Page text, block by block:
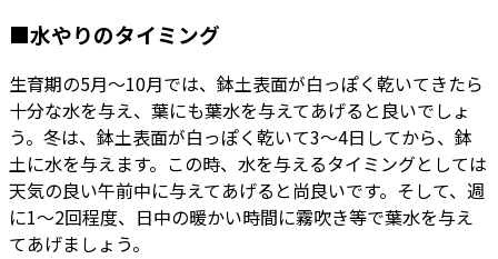
■水やりのタイミング
生育期の5月〜10月では、鉢土表面が白っぽく乾いてきたら
十分な水を与え、葉にも葉水を与えてあげると良いでしょ
う。冬は、鉢土表面が白っぽく乾いて3〜4日してから、鉢
土に水を与えます。この時、水を与えるタイミングとしては
天気の良い午前中に与えてあげると尚良いです。そして、週
に1〜2回程度、日中の暖かい時間に霧吹き等で葉水を与え
てあげましょう。